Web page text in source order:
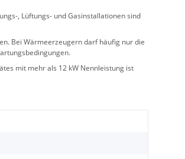
, Lüftungs- und Gasinstallationen sind
Bei Wärmeerzeugern darf häufig nur die
mit mehr als 12 kW Nennleistung ist